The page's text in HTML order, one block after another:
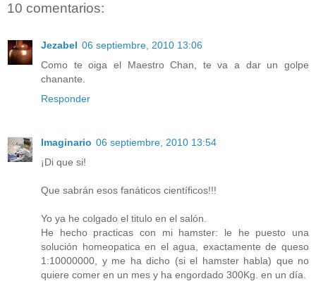
10 comentarios:
Jezabel 06 septiembre, 2010 13:06
Como te oiga el Maestro Chan, te va a dar un golpe
chanante.
Responder
Imaginario 06 septiembre, 2010 13:54
¡Di que si!
Que sabrán esos fanáticos científicos!!!
Yo ya he colgado el titulo en el salón.
He hecho practicas con mi hamster: le he puesto una
solución homeopatica en el agua, exactamente de queso
1:10000000, y me ha dicho (si el hamster habla) que no
quiere comer en un mes y ha engordado 300Kg. en un día.